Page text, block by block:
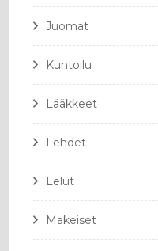
Juomat
Kuntoilu
Lääkkeet
Lehdet
Lelut
Makeiset